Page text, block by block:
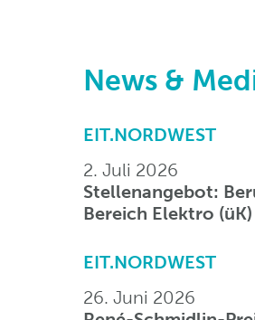
News &
EIT.NORDWEST
2. Juli 2026
Stellenangebot:
Bereich Elektro (üK)
EIT.NORDWEST
26. Juni 2026